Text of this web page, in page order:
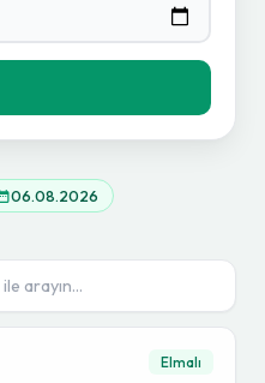
06.08.2026
Elmalı